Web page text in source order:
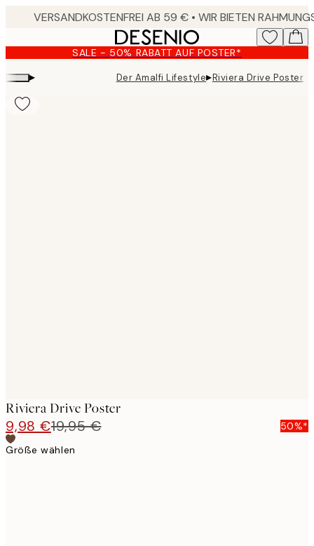
content.
SALE - 50% RABATT AUF POSTER*
▸ Der Amalfi Lifestyle▸Riviera Drive Poster
Riviera Drive Poster
9,98 €19,95 €
50%*
Größe wählen